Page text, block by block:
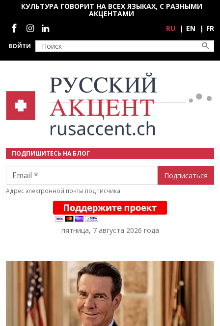
Перейти к основному содержанию
ВОЙТИ
КУЛЬТУРА ГОВОРИТ НА ВСЕХ ЯЗЫКАХ, С РАЗНЫМИ
АКЦЕНТАМИ
Социальные сети
RU EN FR
ПОДПИШИТЕСЬ НА БЛОГ
Email
Адрес электронной почты подписчика.
пятница, 7 августа 2026 года